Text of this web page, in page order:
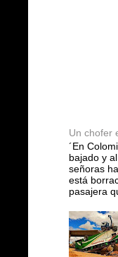
Un chofer
´En
bajado y
señoras
está
pasajera